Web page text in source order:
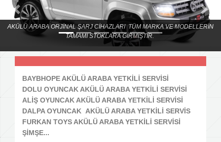
Previous Next
AKÜLÜ ARABA ORJİNAL ŞARJ CİHAZLARI TÜM MARKA VE MODELLERİN
TAMAMI STOKLARA GİRMİŞTİR.
BAYBHOPE AKÜLÜ ARABA YETKİLİ SERVİSİ
DOLU OYUNCAK AKÜLÜ ARABA YETKİLİ SERVİSİ
ALİŞ OYUNCAK AKÜLÜ ARABA YETKİLİ SERVİSİ
DALPA OYUNCAK AKÜLÜ ARABA YETKİLİ SERVİS
FURKAN TOYS AKÜLÜ ARABA YETKİLİ SERVİSİ
ŞİMŞE...